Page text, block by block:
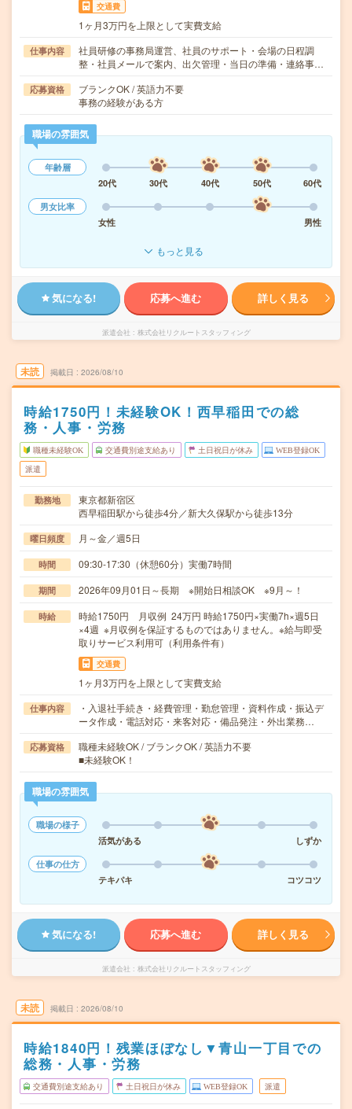
交通費
1ヶ月3万円を上限として実費支給
仕事内容
社員研修の事務局運営、社員のサポート・会場の日程調
整・社員メールで案内、出欠管理・当日の準備・連絡事…
応募資格
ブランクOK / 英語力不要
事務の経験がある方
職場の雰囲気
年齢層
20代
30代 40代 50代
60代
男女比率
女性
男性
もっと見る
気になる! 応募へ進む 詳しく見る
派遣会社 株式会社リクルートスタッフィング
未読 掲載日 2026/08/10
時給1750円！未経験OK！西早稲田での総
務・人事・労務
職種未経験OK 交通費別途支給あり 土日祝日が休み WEB登録OK
派遣
勤務地
東京都新宿区
西早稲田駅から徒歩4分／新大久保駅から徒歩13分
曜日頻度 月～金／週5日
時間 09:30-17:30（休憩60分）実働7時間
期間 2026年09月01日～長期 ※開始日相談OK ※9月～！
時給
時給1750円 月収例 24万円 時給1750円×実働7h×週5日
×4週 ※月収例を保証するものではありません。※給与即受
取りサービス利用可（利用条件有）
交通費
1ヶ月3万円を上限として実費支給
仕事内容
・入退社手続き・経費管理・勤怠管理・資料作成・振込デ
ータ作成・電話対応・来客対応・備品発注・外出業務…
応募資格
職種未経験OK / ブランクOK / 英語力不要
■未経験OK！
職場の雰囲気
職場の様子
活気がある
しずか
仕事の仕方
テキパキ
コツコツ
気になる! 応募へ進む 詳しく見る
派遣会社 株式会社リクルートスタッフィング
未読 掲載日 2026/08/10
時給1840円！残業ほぼなし▼青山一丁目での
総務・人事・労務
交通費別途支給あり 土日祝日が休み WEB登録OK 派遣